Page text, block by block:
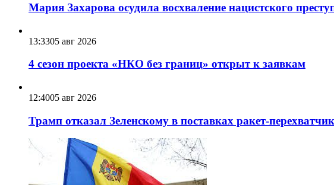
Мария Захарова осудила восхваление нацистского
13:3305 авг 2026
4 сезон проекта «НКО без границ» открыт к заявкам
12:4005 авг 2026
Трамп отказал Зеленскому в поставках ракет-